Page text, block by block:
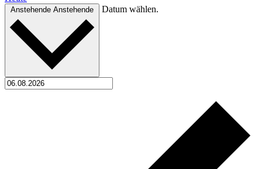
Anstehende Anstehende Datum wählen.